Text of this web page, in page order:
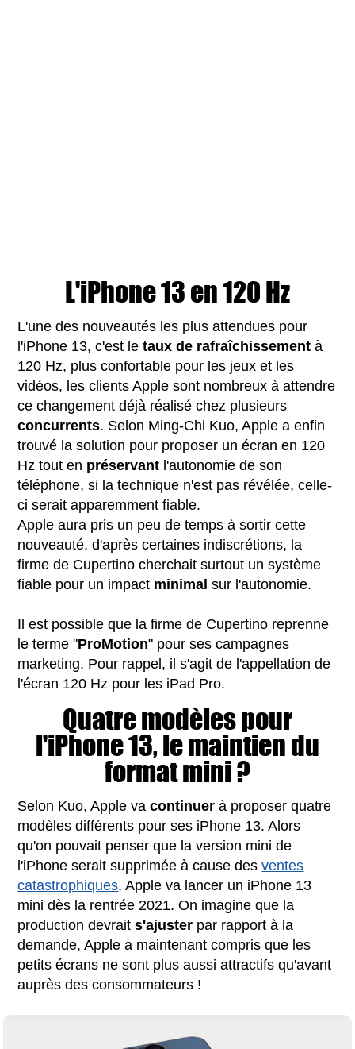
L'iPhone 13 en 120 Hz
L'une des nouveautés les plus attendues pour
l'iPhone 13, c'est letaux de rafraîchissement à
120 Hz, plus confortable pour les jeux et les
vidéos, les clients Apple sont nombreux à attendre
ce changement déjà réalisé chez plusieurs
concurrents. Selon Ming-Chi Kuo, Apple a enfin
trouvé la solution pour proposer un écran en 120
Hz tout en préservant l'autonomie de son
téléphone, si la technique n'est pas révélée, celle-
ci serait apparemment fiable.
Apple aura pris un peu de temps à sortir cette
nouveauté, d'après certaines indiscrétions, la
firme de Cupertino cherchait surtout un système
fiable pour un impact minimal sur l'autonomie.
Il est possible que la firme de Cupertino reprenne
le terme "ProMotion" pour ses campagnes
marketing. Pour rappel, il s'agit de l'appellation de
l'écran 120 Hz pour les iPad Pro.
Quatre modèles pour
l'iPhone 13, le maintien du
format mini ?
Selon Kuo, Apple vacontinuer à proposer quatre
modèles différents pour ses iPhone 13. Alors
qu'on pouvait penser que la version mini de
l'iPhone serait supprimée à cause desventes
catastrophiques, Apple va lancer un iPhone 13
mini dès la rentrée 2021. On imagine que la
production devraits'ajuster par rapport à la
demande, Apple a maintenant compris que les
petits écrans ne sont plus aussi attractifs qu'avant
auprès des consommateurs !